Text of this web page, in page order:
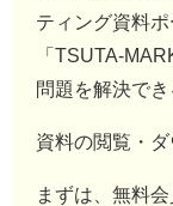
ティング資料ポ
「TSUTA-
問題を解決で
資料の閲覧・
まずは、無料